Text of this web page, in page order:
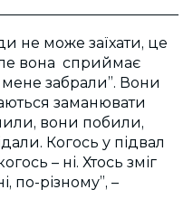
не може заїхати, це
вона сприймає
мене забрали”. Вони
заманювати
вони побили,
Когось у підвал
– ні. Хтось зміг
по-різному”, –